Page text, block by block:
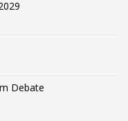
Debate